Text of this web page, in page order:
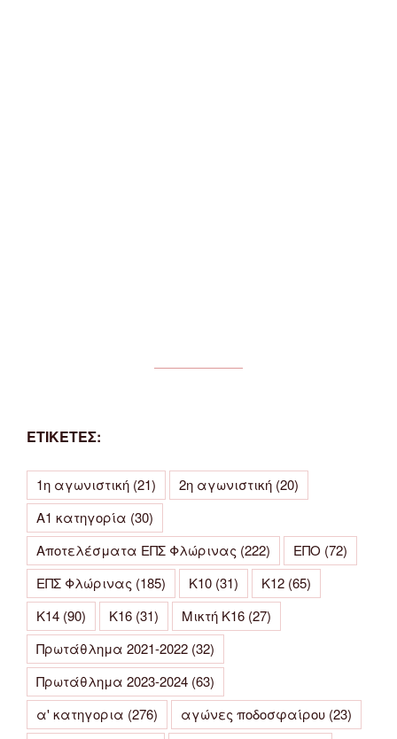
ΕΤΙΚΕΤΕΣ:
1η αγωνιστική (21) 2η αγωνιστική (20)
Α1 κατηγορία (30)
Αποτελέσματα ΕΠΣ Φλώρινας (222) ΕΠΟ (72)
ΕΠΣ Φλώρινας (185) Κ10 (31) Κ12 (65)
Κ14 (90) Κ16 (31) Μικτή Κ16 (27)
Πρωτάθλημα 2021-2022 (32)
Πρωτάθλημα 2023-2024 (63)
α' κατηγορια (276) αγώνες ποδοσφαίρου (23)